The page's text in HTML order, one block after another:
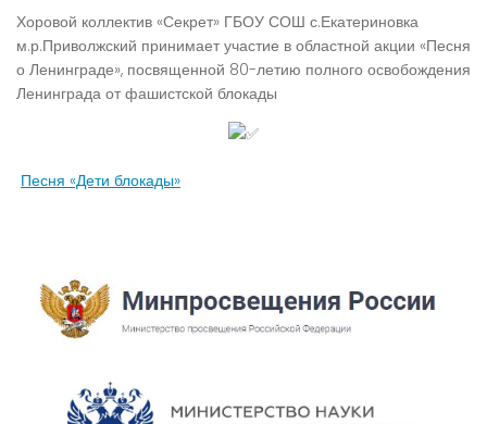
Хоровой коллектив «Секрет» ГБОУ СОШ с.Екатериновка
м.р.Приволжский принимает участие в областной акции «Песня
о Ленинграде», посвященной 80-летию полного освобождения
Ленинграда от фашистской блокады
Песня «Дети блокады»